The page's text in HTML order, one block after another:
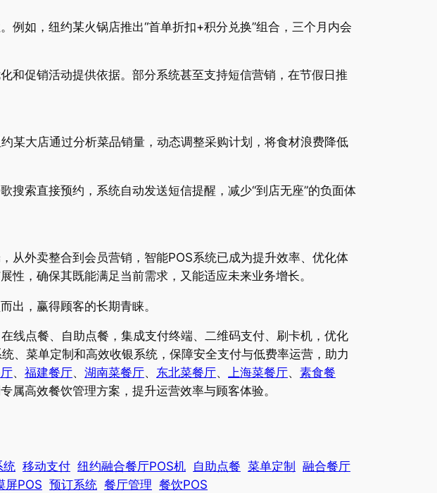
例如，纽约某火锅店推出“首单折扣+积分兑换”组合，三个月内会
和促销活动提供依据。部分系统甚至支持短信营销，在节假日推
某大店通过分析菜品销量，动态调整采购计划，将食材浪费降低
索直接预约，系统自动发送短信提醒，减少“到店无座”的负面体
从外卖整合到会员营销，智能POS系统已成为提升效率、优化体
，确保其既能满足当前需求，又能适应未来业务增长。
出，赢得顾客的长期青睐。
线点餐、自助点餐，集成支付终端、二维码支付、刷卡机，优化
、菜单定制和高效收银系统，保障安全支付与低费率运营，助力
、 福建餐厅、 湖南菜餐厅、 东北菜餐厅、 上海菜餐厅、 素食餐
属高效餐饮管理方案，提升运营效率与顾客体验。
统 移动支付 纽约融合餐厅POS机 自助点餐 菜单定制
融合餐厅
屏POS 预订系统 餐厅管理 餐饮POS